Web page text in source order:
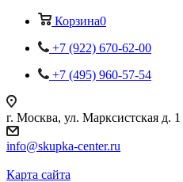
Корзина0
+7 (922) 670-62-00
+7 (495) 960-57-54
г. Москва, ул. Марксистская д. 1
info@skupka-center.ru
Карта сайта